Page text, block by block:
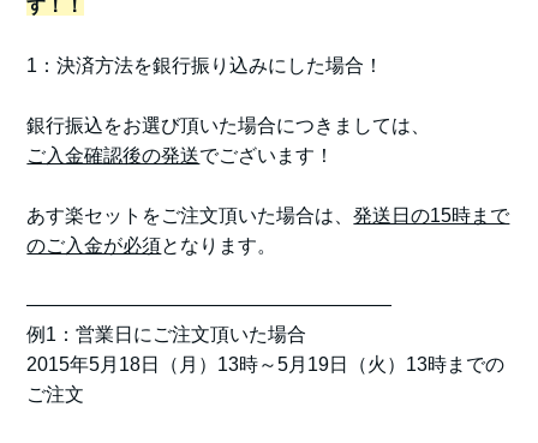
す！！
1：決済方法を銀行振り込みにした場合！
銀行振込をお選び頂いた場合につきましては、
ご入金確認後の発送でございます！
あす楽セットをご注文頂いた場合は、発送日の15時まで
のご入金が必須となります。
———————————————————
例1：営業日にご注文頂いた場合
2015年5月18日（月）13時～5月19日（火）13時までの
ご注文